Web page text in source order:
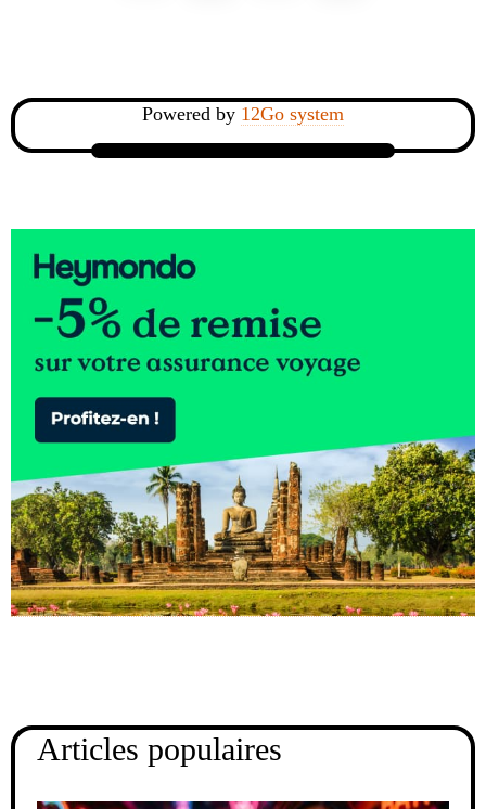
Powered by 12Go system
Articles populaires